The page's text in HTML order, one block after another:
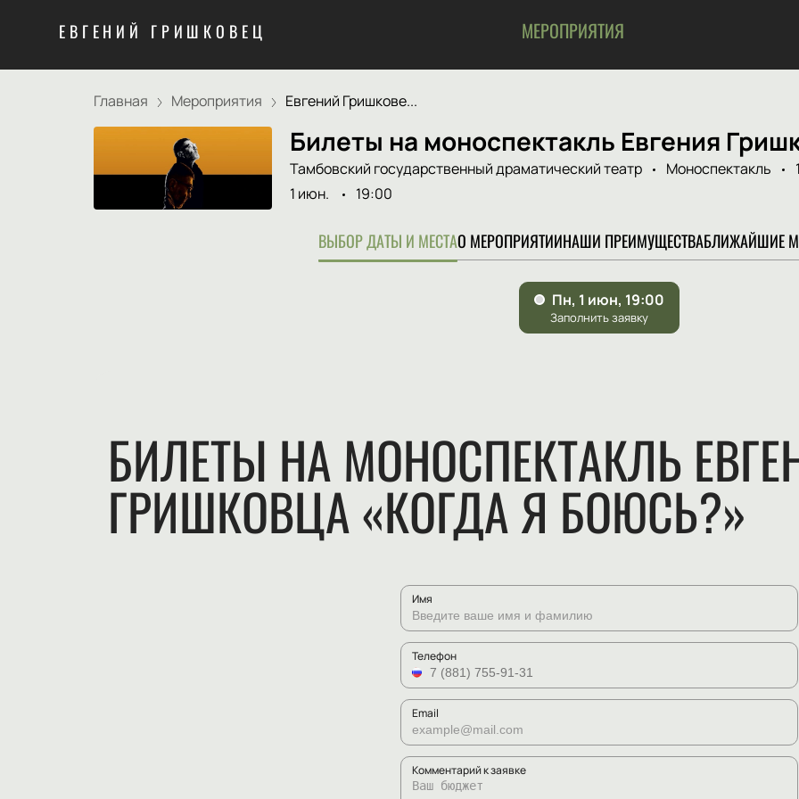
ЕВГЕНИЙ ГРИШКОВЕЦ МЕРОПРИЯТИЯ
Главная Мероприятия Евгений Гришкове...
Билеты на моноспектакль Евгения
Тамбовский государственный драматический театр Моноспектакль
1 июн.
19:00
ВЫБОР ДАТЫ И МЕСТАО МЕРОПРИЯТИИНАШИ ПРЕИМУЩЕСТВАБЛИЖАЙШИЕ
БИЛЕТЫ НА МОНОСПЕКТАКЛЬ
ГРИШКОВЦА «КОГДА Я БОЮСЬ?»
Имя
Телефон
Email
Комментарий к заявке